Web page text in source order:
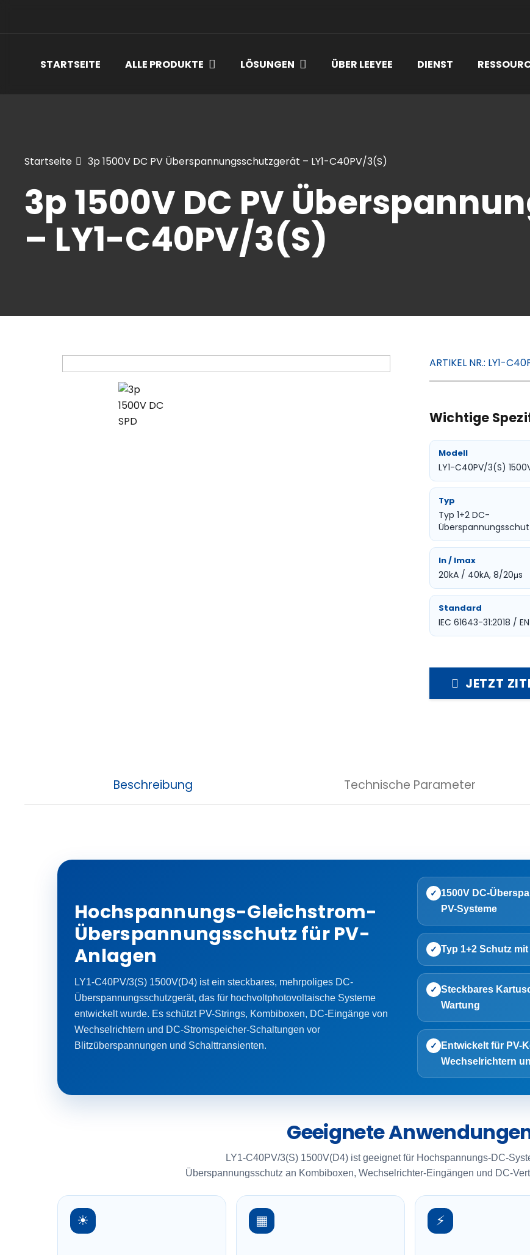
STARTSEITE ALLE PRODUKTE LÖSUNGEN ÜBER LEEYEE DIENST
Startseite 3p 1500V DC PV Überspannungsschutzgerät – LY1-C40PV/3(S)
3p 1500V DC PV
– LY1-C40PV/3(S)
ARTIKEL NR.: LY1-
Wichtige
Modell
LY1-C40PV/3(S)
Typ
Typ 1+2 DC-
In / Imax
20kA / 40kA, 8/20μs
Standard
IEC 61643-31:2018 /
JETZT
Beschreibung Technische Parameter
Hochspannungs-Gleichstrom-
Überspannungsschutz für PV-
Anlagen
LY1-C40PV/3(S) 1500V(D4) ist ein steckbares, mehrpoliges DC-
Überspannungsschutzgerät, das für hochvoltphotovoltaische Systeme
entwickelt wurde. Es schützt PV-Strings, Kombiboxen, DC-Eingänge von
Wechselrichtern und DC-Stromspeicher-Schaltungen vor
Blitzüberspannungen und Schalttransienten.
✓ 1500V DC-
PV-Systeme
✓ Typ 1+2 Schutz
✓ Steckbares
Wartung
✓
Entwickelt für PV-
Wechselrichtern
Geeignete
LY1-C40PV/3(S) 1500V(D4) ist geeignet für Hochspannungs-DC-
Überspannungsschutz an Kombiboxen, Wechselrichter-Eingängen und DC-
☀ ▦ ⚡